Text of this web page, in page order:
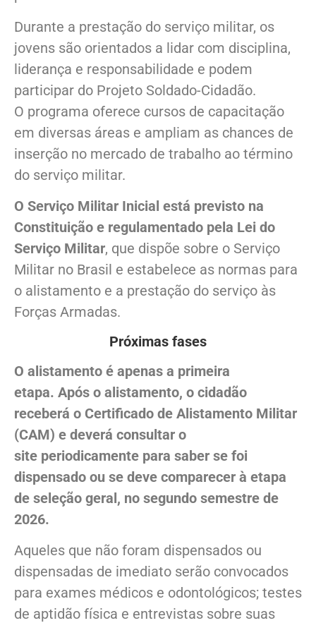
Durante a prestação do serviço militar, os
jovens são orientados a lidar com disciplina,
liderança e responsabilidade e podem
participar do Projeto Soldado-Cidadão.
O programa oferece cursos de capacitação
em diversas áreas e ampliam as chances de
inserção no mercado de trabalho ao término
do serviço militar.
O Serviço Militar Inicial está previsto na
Constituição e regulamentado pela Lei do
Serviço Militar, que dispõe sobre o Serviço
Militar no Brasil e estabelece as normas para
o alistamento e a prestação do serviço às
Forças Armadas.
Próximas fases
O alistamento é apenas a primeira
etapa. Após o alistamento, o cidadão
receberá o Certificado de Alistamento Militar
(CAM) e deverá consultar o
site periodicamente para saber se foi
dispensado ou se deve comparecer à etapa
de seleção geral, no segundo semestre de
2026.
Aqueles que não foram dispensados ou
dispensadas de imediato serão convocados
para exames médicos e odontológicos; testes
de aptidão física e entrevistas sobre suas